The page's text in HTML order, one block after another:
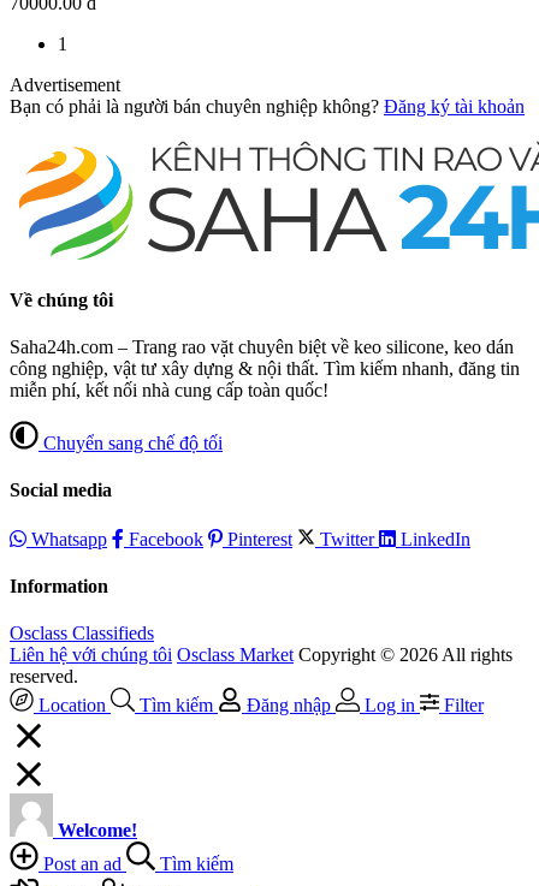
1
Advertisement
Bạn có phải là người bán chuyên nghiệp không? Đăng ký tài khoản
Về chúng tôi
Saha24h.com – Trang rao vặt chuyên biệt về keo silicone, keo dán
công nghiệp, vật tư xây dựng & nội thất. Tìm kiếm nhanh, đăng tin
miễn phí, kết nối nhà cung cấp toàn quốc!
Chuyển sang chế độ tối
Social media
Whatsapp Facebook Pinterest Twitter LinkedIn
Information
Osclass Classifieds
Liên hệ với chúng tôi Osclass Market Copyright © 2026 All rights
reserved.
Location
Tìm kiếm Đăng nhập Log in Filter
Welcome!
Post an ad
Tìm kiếm